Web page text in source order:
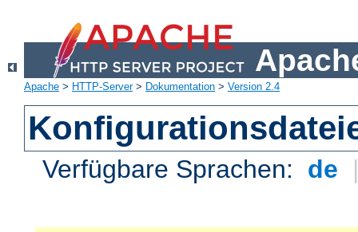
Apache > HTTP-Server> Dokumentation > Version 2.4
Verfügbare Sprachen: de